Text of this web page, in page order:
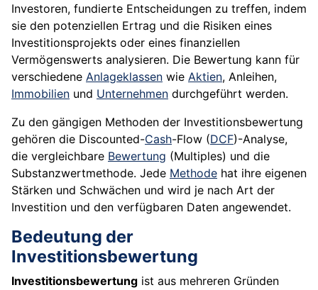
Investoren, fundierte Entscheidungen zu treffen, indem
sie den potenziellen Ertrag und die Risiken eines
Investitionsprojekts oder eines finanziellen
Vermögenswerts analysieren. Die Bewertung kann für
verschiedene Anlageklassen wie Aktien, Anleihen,
Immobilien und Unternehmen durchgeführt werden.
Zu den gängigen Methoden der Investitionsbewertung
gehören die Discounted-Cash-Flow (DCF)-Analyse,
die vergleichbare Bewertung (Multiples) und die
Substanzwertmethode. Jede Methode hat ihre eigenen
Stärken und Schwächen und wird je nach Art der
Investition und den verfügbaren Daten angewendet.
Bedeutung der
Investitionsbewertung
Investitionsbewertung ist aus mehreren Gründen